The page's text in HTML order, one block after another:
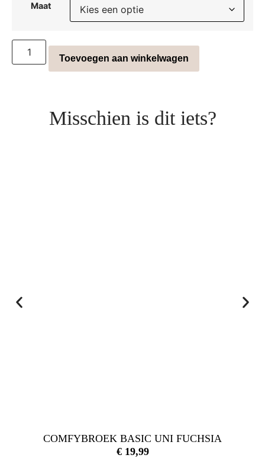
Maat
Toevoegen aan winkelwagen
Misschien is dit iets?
COMFYBROEK BASIC UNI FUCHSIA
€19,99